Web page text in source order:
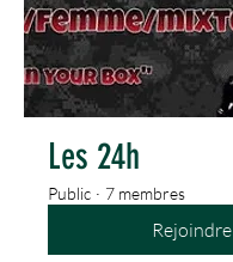
Les 24h
Public · 7 membres
Rejoindre